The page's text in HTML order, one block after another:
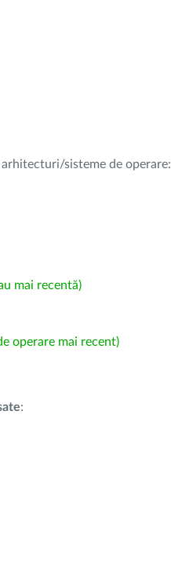
sisteme de operare:
mai recentă)
operare mai recent)
: